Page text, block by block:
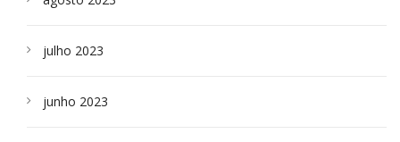
julho 2023
junho 2023